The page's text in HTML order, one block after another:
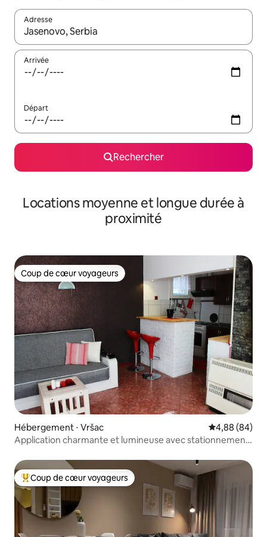
Adresse
Lorsque les résultats s'affichent, utilisez les flèches vers le
Arrivée
Départ
Rechercher
Locations moyenne et longue durée à
proximité
Coup de cœur voyageurs
Coup de cœur voyageurs
Hébergement ⋅ Vršac Évaluation
4,88 (84)
Application charmante et lumineuse avec stationnement
Coups de cœur voyageurs les plus appréciés
Coup de cœur voyageurs